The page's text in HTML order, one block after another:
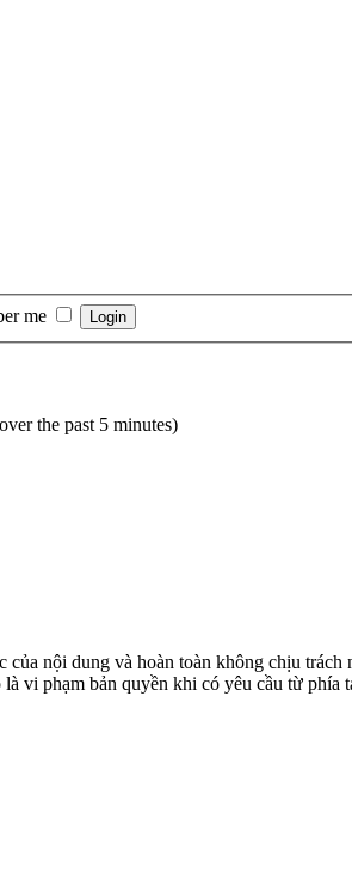
me
the past 5 minutes)
nội dung và hoàn toàn không chịu
vi phạm bản quyền khi có yêu cầu từ phía